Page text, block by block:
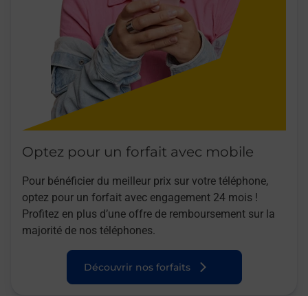
Optez pour un forfait avec mobile
Pour bénéficier du meilleur prix sur votre téléphone,
optez pour un forfait avec engagement 24 mois !
Profitez en plus d’une offre de remboursement sur la
majorité de nos téléphones.
Découvrir nos forfaits